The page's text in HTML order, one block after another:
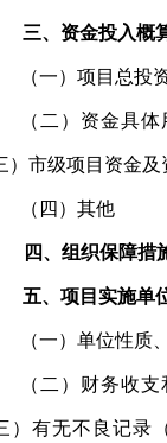
三、资金投入概
（一）项目总投
（二）资金具
）市级项目资金
（四） 其他
四、组织保障措
五、项目实施单
（一） 单位性质
（二）财务收
）有无不良记录